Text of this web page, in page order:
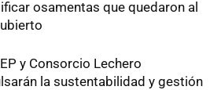
osamentas que quedaron al
y Consorcio Lechero
la sustentabilidad y gestión